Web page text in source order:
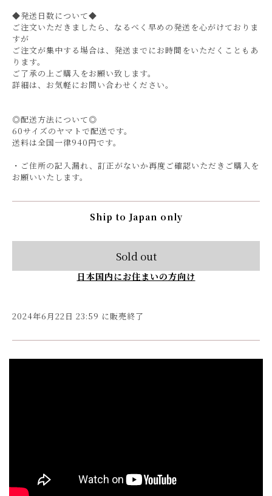
◆発送日数について◆
ご注文いただきましたら、なるべく早めの発送を心がけておりま
すが
ご注文が集中する場合は、発送までにお時間をいただくこともあ
ります。
ご了承の上ご購入をお願い致します。
詳細は、お気軽にお問い合わせください。
◎配送方法について◎
60サイズのヤマトで配送です。
送料は全国一律940円です。
・ご住所の記入漏れ、訂正がないか再度ご確認いただきご購入を
お願いいたします。
Ship to Japan only
Sold out
日本国内にお住まいの方向け
2024年6月22日 23:59 に販売終了